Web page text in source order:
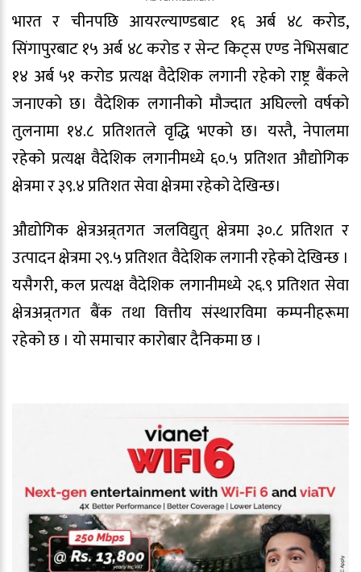
भारत र चीनपछि आयरल्याण्डबाट १६ अर्ब ४८ करोड,
सिंगापुरबाट १५ अर्ब ४८ करोड र सेन्ट किट्स एण्ड नेभिसबाट
१४ अर्ब ५१ करोड प्रत्यक्ष वैदेशिक लगानी रहेको राष्ट्र बैंकले
जनाएको छ। वैदेशिक लगानीको मौज्दात अघिल्लो वर्षको
तुलनामा १४.८ प्रतिशतले वृद्धि भएको छ। यस्तै, नेपालमा
रहेको प्रत्यक्ष वैदेशिक लगानीमध्ये ६०.५ प्रतिशत औद्योगिक
क्षेत्रमा र ३९.४ प्रतिशत सेवा क्षेत्रमा रहेको देखिन्छ।
औद्योगिक क्षेत्रअन्र्तगत जलविद्युत् क्षेत्रमा ३०.८ प्रतिशत र
उत्पादन क्षेत्रमा २९.५ प्रतिशत वैदेशिक लगानी रहेको देखिन्छ ।
यसैगरी, कल प्रत्यक्ष वैदेशिक लगानीमध्ये २६.९ प्रतिशत सेवा
क्षेत्रअन्र्तगत बैंक तथा वित्तीय संस्थारविमा कम्पनीहरूमा
रहेको छ । यो समाचार कारोबार दैनिकमा छ ।